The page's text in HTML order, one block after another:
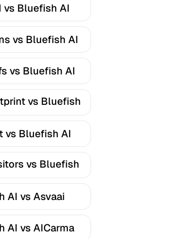
vs Bluefish AI
vs Bluefish AI
vs Bluefish AI
vs Bluefish
vs Bluefish AI
vs Bluefish
AI vs Asvaai
AI vs AICarma